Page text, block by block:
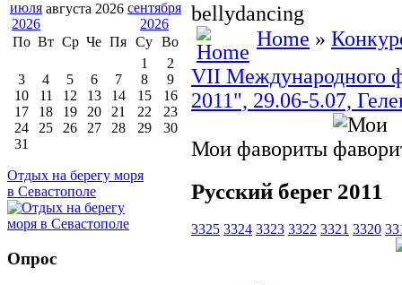
bellydancing
Home »
VII Международного
2011", 29.06-5.07,
Мои фавориты
Русский берег 2011
3325 3324 3323 3322 3321 3320
августа 2026
По Вт Ср Че Пя Су Во
1
2
3
4 5 6 7 8
9
10
11 12 13 14 15
16
17
18 19 20 21 22
23
24
25 26 27 28 29
30
31
Отдых на берегу моря
в Севастополе
Опрос